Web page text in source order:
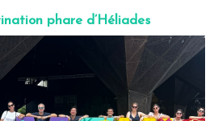
phare d’Héliades